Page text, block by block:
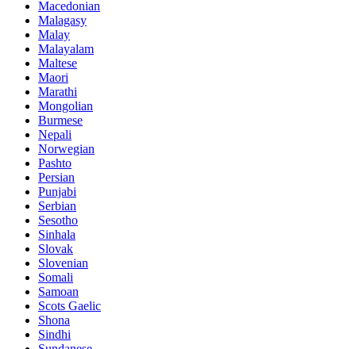
Macedonian
Malagasy
Malay
Malayalam
Maltese
Maori
Marathi
Mongolian
Burmese
Nepali
Norwegian
Pashto
Persian
Punjabi
Serbian
Sesotho
Sinhala
Slovak
Slovenian
Somali
Samoan
Scots Gaelic
Shona
Sindhi